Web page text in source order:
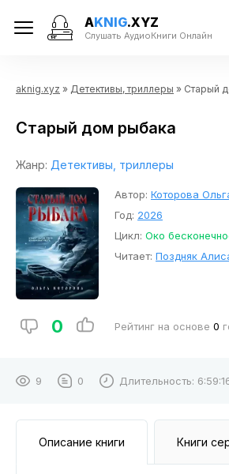
AKNIG.XYZ
Слушать АудиоКниги Онлайн
aknig.xyz » Детективы, триллеры » Старый
Старый дом рыбака
Жанр: Детективы, триллеры
Автор: Которова
Год: 2026
Цикл: Око
Читает: Поздняк
0 Рейтинг на основе 0
9 0 Длительность:
Описание книги Книги